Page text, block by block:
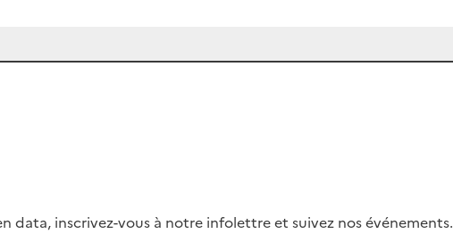
data, inscrivez-vous à notre infolettre et suivez nos événements.